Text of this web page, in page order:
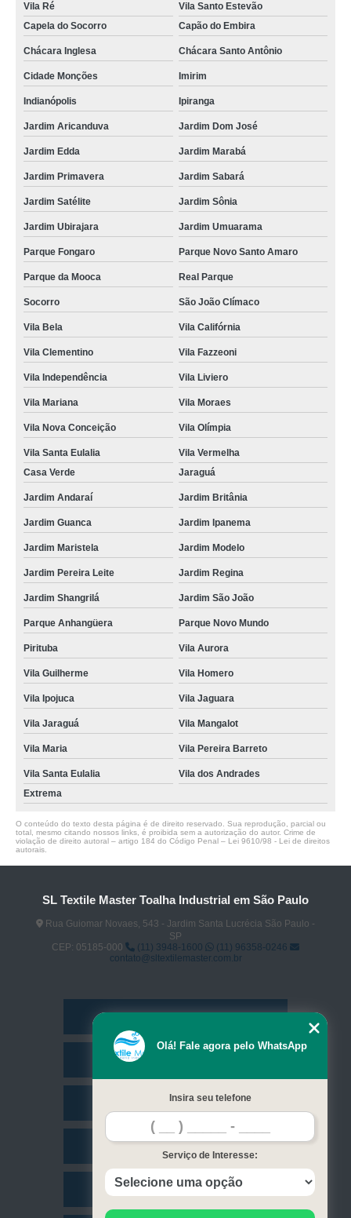
Vila Ré
Vila Santo Estevão
Capela do Socorro
Capão do Embira
Chácara Inglesa Chácara Santo Antônio
Cidade Monções Imirim
Indianópolis Ipiranga
Jardim Aricanduva Jardim Dom José
Jardim Edda Jardim Marabá
Jardim Primavera Jardim Sabará
Jardim Satélite Jardim Sônia
Jardim Ubirajara Jardim Umuarama
Parque Fongaro Parque Novo Santo Amaro
Parque da Mooca Real Parque
Socorro São João Clímaco
Vila Bela Vila Califórnia
Vila Clementino Vila Fazzeoni
Vila Independência Vila Liviero
Vila Mariana Vila Moraes
Vila Nova Conceição Vila Olímpia
Vila Santa Eulalia
Vila Vermelha
Casa Verde
Jaraguá
Jardim Andaraí Jardim Britânia
Jardim Guanca Jardim Ipanema
Jardim Maristela Jardim Modelo
Jardim Pereira Leite Jardim Regina
Jardim Shangrilá Jardim São João
Parque Anhangüera Parque Novo Mundo
Pirituba Vila Aurora
Vila Guilherme Vila Homero
Vila Ipojuca Vila Jaguara
Vila Jaraguá Vila Mangalot
Vila Maria Vila Pereira Barreto
Vila Santa Eulalia
Vila dos Andrades
Extrema
O conteúdo do texto desta página é de direito reservado. Sua reprodução, parcial ou
total, mesmo citando nossos links, é proibida sem a autorização do autor. Crime de
violação de direito autoral – artigo 184 do Código Penal – Lei 9610/98 - Lei de direitos
autorais
SL Textile Master Toalha Industrial em São Paulo
Rua Guiomar Novaes, 543 - Jardim Santa Lucrécia São Paulo -
SP
CEP: 05185-000
(11) 3948-1600
(11) 96358-0246
contato@sltextilemaster.com.br
Missão
Contato
Olá! Fale agora pelo WhatsApp
Insira seu telefone
Serviço de Interesse: